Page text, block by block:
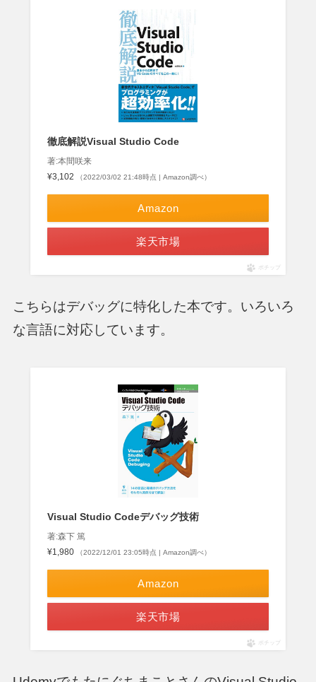
徹底解説Visual Studio Code
著:本間咲来
¥3,102
（2022/03/02 21:48時点 | Amazon調べ）
Amazon
楽天市場
ポチップ
こちらはデバッグに特化した本です。いろいろ
な言語に対応しています。
Visual Studio Codeデバッグ技術
著:森下 篤
¥1,980
（2022/12/01 23:05時点 | Amazon調べ）
Amazon
楽天市場
ポチップ